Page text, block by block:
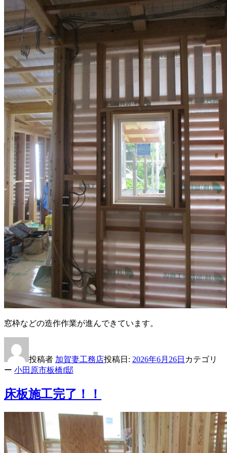
窓枠などの造作作業が進んできています。
投稿者 加賀妻工務店投稿日: 2026年6月26日 カテゴリ
ー 小田原市板橋f邸
床板施工完了！！